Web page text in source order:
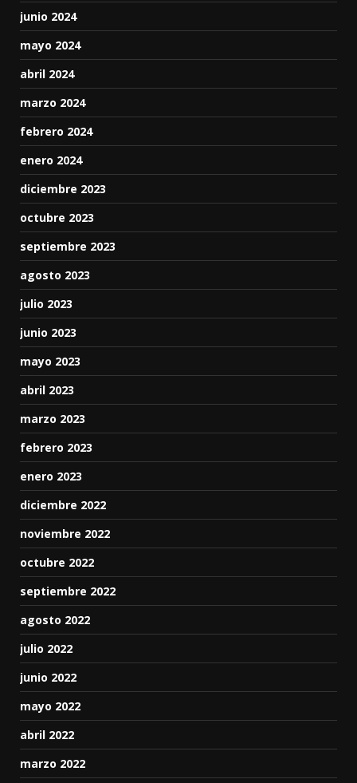
junio 2024
mayo 2024
abril 2024
marzo 2024
febrero 2024
enero 2024
diciembre 2023
octubre 2023
septiembre 2023
agosto 2023
julio 2023
junio 2023
mayo 2023
abril 2023
marzo 2023
febrero 2023
enero 2023
diciembre 2022
noviembre 2022
octubre 2022
septiembre 2022
agosto 2022
julio 2022
junio 2022
mayo 2022
abril 2022
marzo 2022